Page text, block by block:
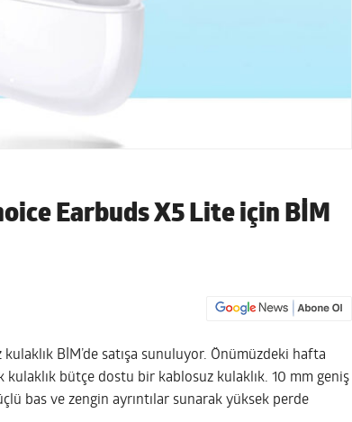
Earbuds X5 Lite için BİM
kulaklık BİM’de satışa sunuluyor. Önümüzdeki hafta
kulaklık bütçe dostu bir kablosuz kulaklık. 10 mm geniş
bas ve zengin ayrıntılar sunarak yüksek perde